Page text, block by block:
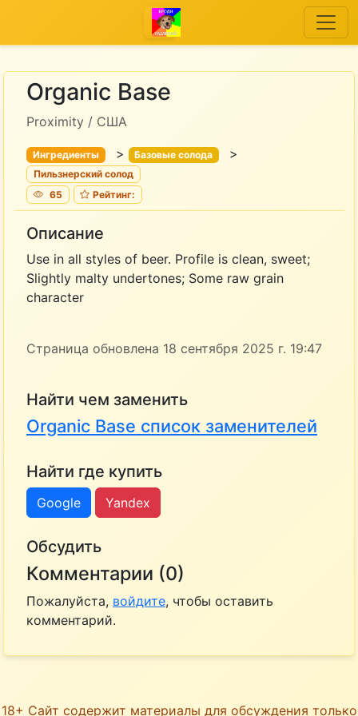
Organic Base
Proximity / США
Ингредиенты > Базовые солода >
Пильзнерский солод
65
Рейтинг:
Описание
Use in all styles of beer. Profile is clean, sweet;
Slightly malty undertones; Some raw grain
character
Страница обновлена 18 сентября 2025 г. 19:47
Найти чем заменить
Organic Base список заменителей
Найти где купить
Google Yandex
Обсудить
Комментарии (0)
Пожалуйста, войдите, чтобы оставить
комментарий.
18+ Сайт содержит материалы для обсуждения только